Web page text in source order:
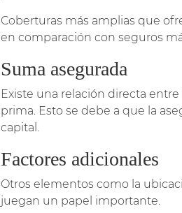
Coberturas más amplias que
en comparación con seguros
Suma asegurada
Existe una relación directa
prima. Esto se debe a que la
capital.
Factores adicionales
Otros elementos como la
juegan un papel importante.